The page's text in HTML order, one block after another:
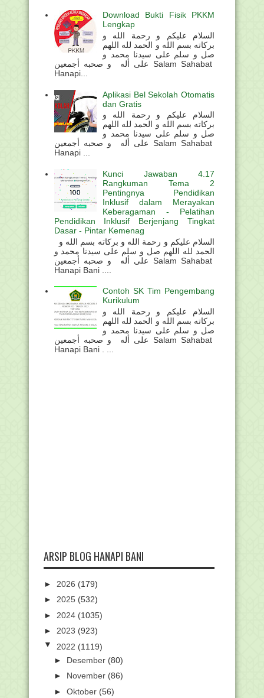
Download Bukti Fisik PKKM
Lengkap
السلام عليكم و رحمة الله و
بركاته بسم الله و الحمد لله اللهم
صل و سلم على سيدنا محمد و
على أله و صحبه أجمعين Salam Sahabat
Hanapi...
Aplikasi Bel Sekolah Otomatis
dan Gratis
السلام عليكم و رحمة الله و
بركاته بسم الله و الحمد لله اللهم
صل و سلم على سيدنا محمد و
على أله و صحبه أجمعين Salam Sahabat
Hanapi ...
Kunci Jawaban 4.17
Rangkuman Tema 2
Pentingnya Pendidikan
Inklusif dalam Merayakan
Keberagaman - Pelatihan
Pendidikan Inklusif Berjenjang Tingkat
Dasar - Pintar Kemenag
الحمد لله اللهم صل و سلم على سيدنا محمد و
على أله و صحبه أجمعين Salam Sahabat
Hanapi Bani ....
Contoh SK Tim Pengembang
Kurikulum
السلام عليكم و رحمة الله و
بركاته بسم الله و الحمد لله اللهم
صل و سلم على سيدنا محمد و
على أله و صحبه أجمعين Salam Sahabat
Hanapi Bani . ...
ARSIP BLOG HANAPI BANI
► 2026 (179)
► 2025 (532)
► 2024 (1035)
► 2023 (923)
▼ 2022 (1119)
► Desember (80)
► November (86)
► Oktober (56)